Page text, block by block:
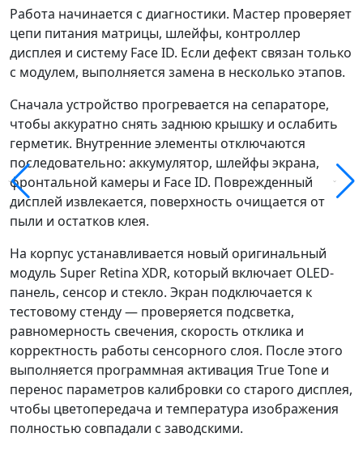
Работа начинается с диагностики. Мастер проверяет
цепи питания матрицы, шлейфы, контроллер
дисплея и систему Face ID. Если дефект связан только
с модулем, выполняется замена в несколько этапов.
Сначала устройство прогревается на сепараторе,
чтобы аккуратно снять заднюю крышку и ослабить
герметик. Внутренние элементы отключаются
последовательно: аккумулятор, шлейфы экрана,
фронтальной камеры и Face ID. Поврежденный
дисплей извлекается, поверхность очищается от
пыли и остатков клея.
На корпус устанавливается новый оригинальный
модуль Super Retina XDR, который включает OLED-
панель, сенсор и стекло. Экран подключается к
тестовому стенду — проверяется подсветка,
равномерность свечения, скорость отклика и
корректность работы сенсорного слоя. После этого
выполняется программная активация True Tone и
перенос параметров калибровки со старого дисплея,
чтобы цветопередача и температура изображения
полностью совпадали с заводскими.